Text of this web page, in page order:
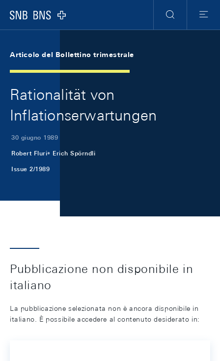
Logo
Ricerca
Menu
Articolo del Bollettino trimestrale
Rationalität von
Inflationserwartungen
30 giugno 1989
Robert Fluri Erich Spörndli
Issue 2/1989
Pubblicazione non disponibile in
italiano
La pubblicazione selezionata non è ancora disponibile in
italiano. È possibile accedere al contenuto desiderato in: